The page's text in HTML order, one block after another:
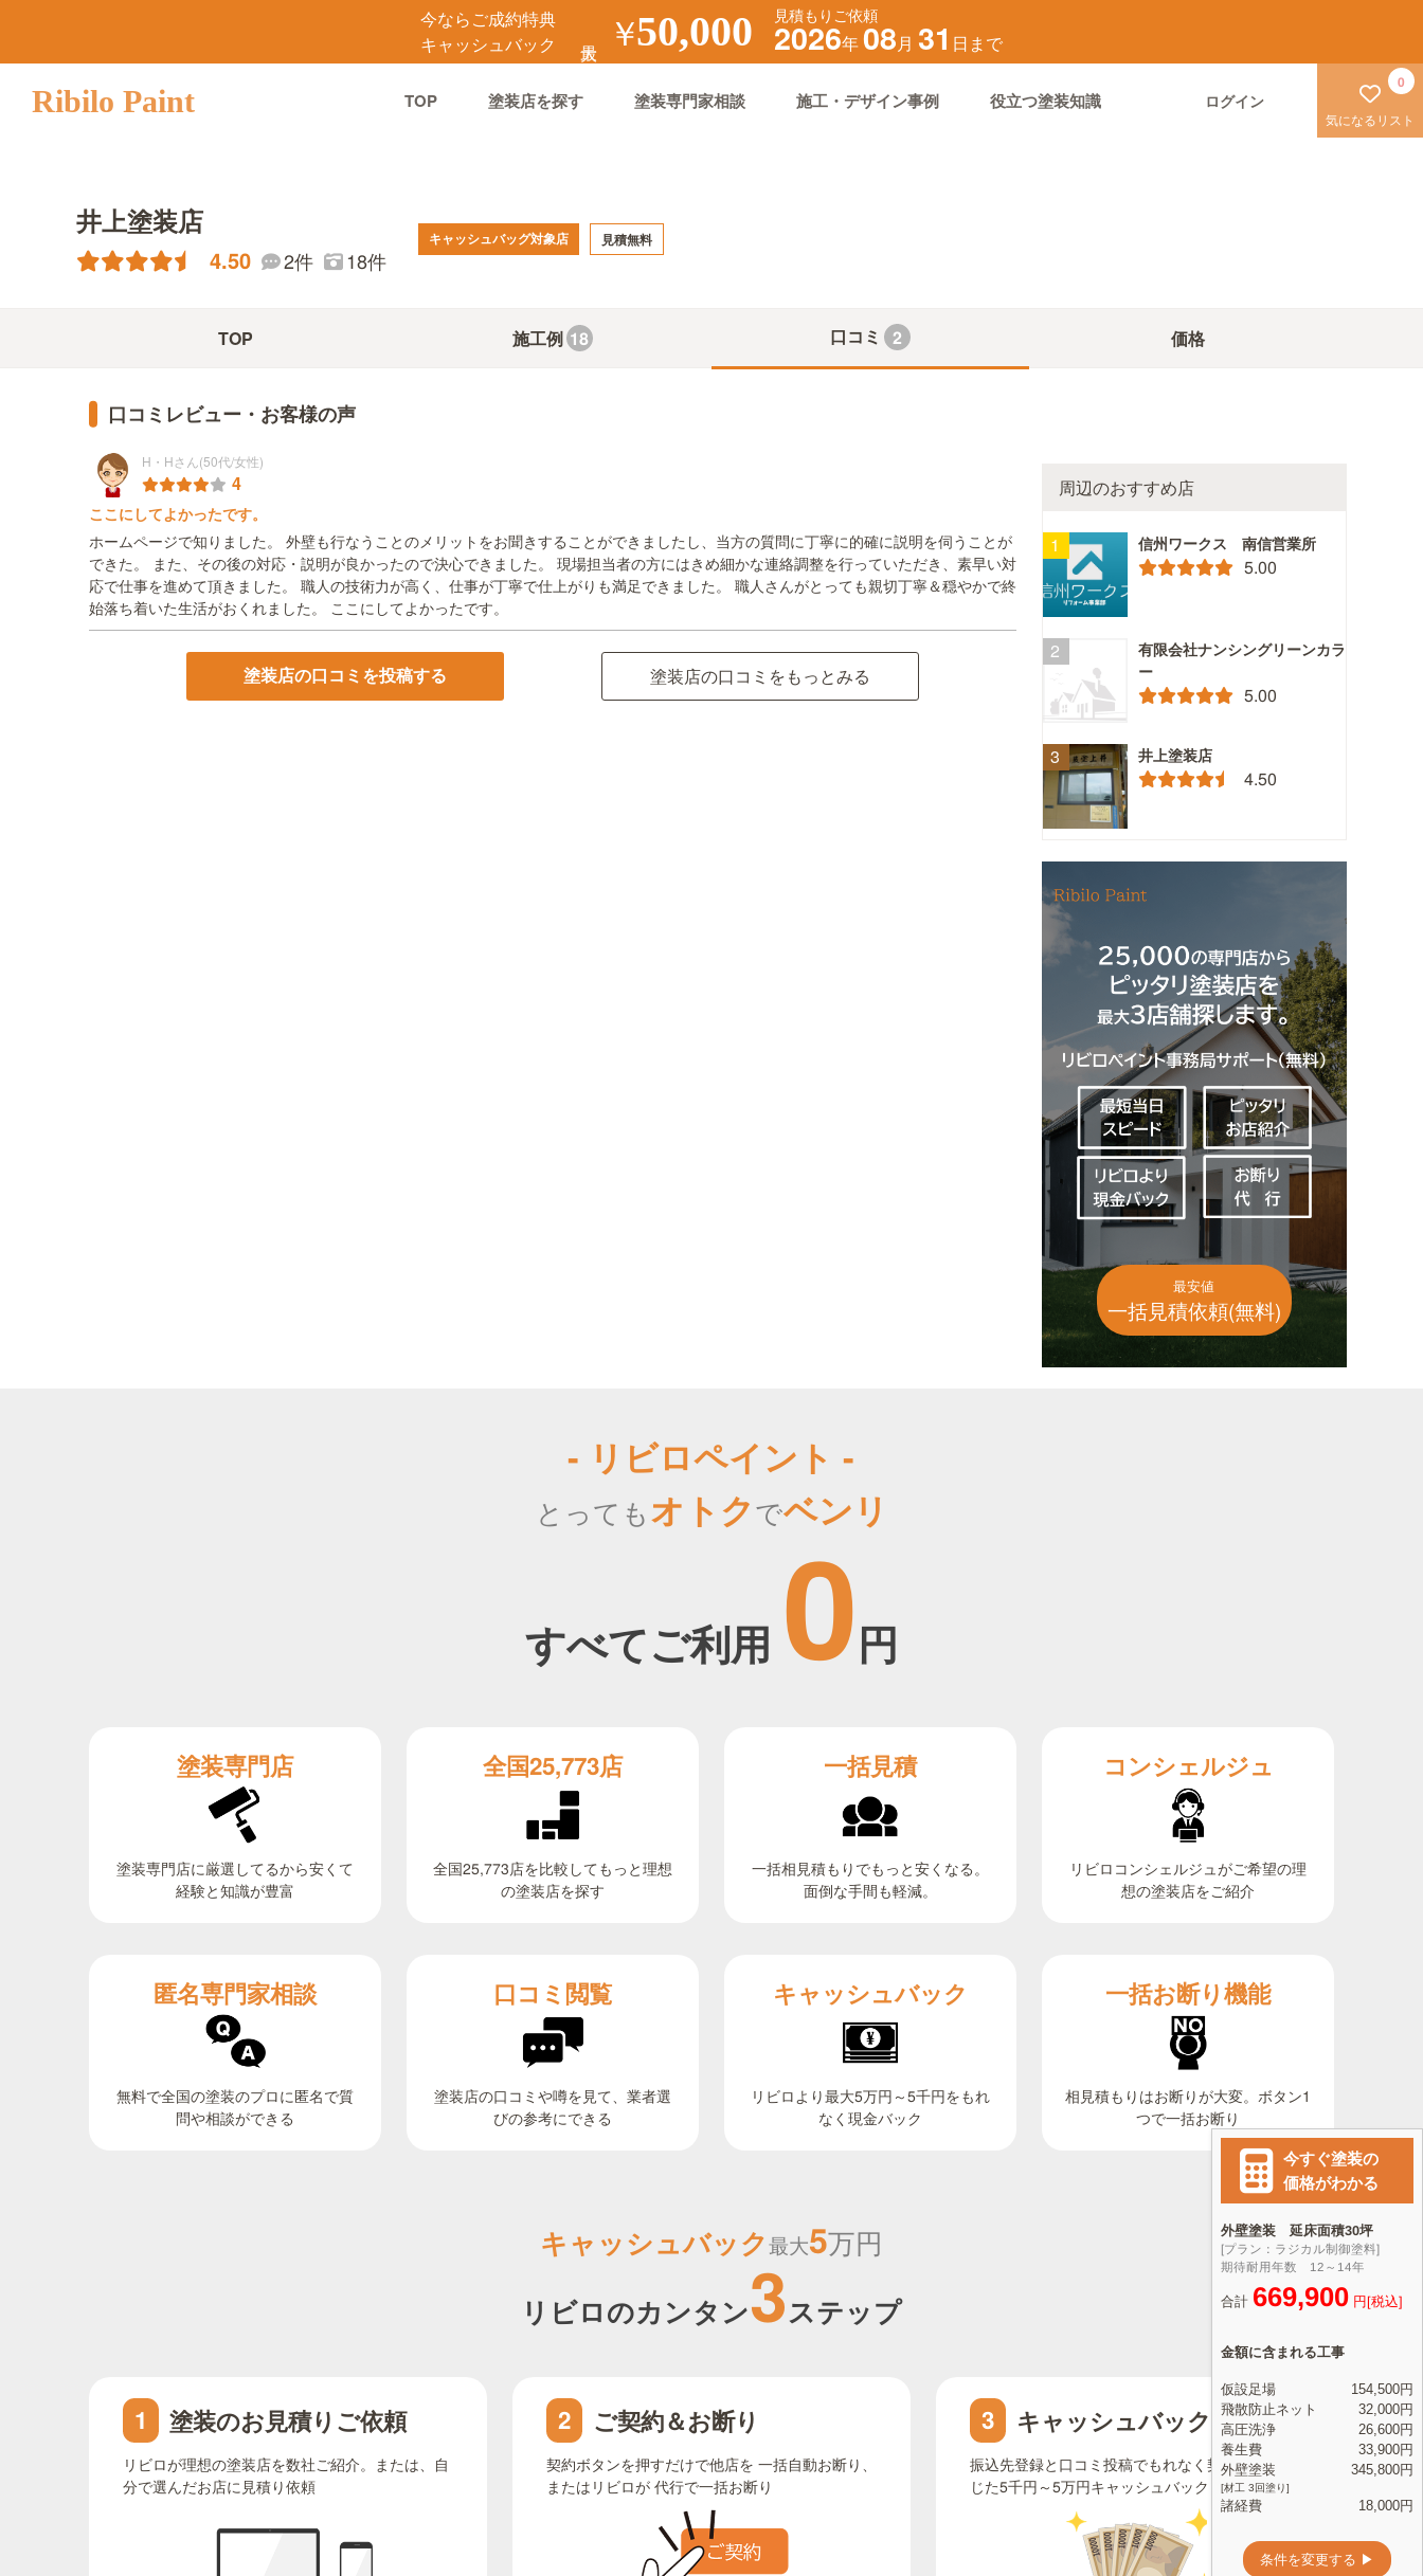
今ならご成約特典
キャッシュバック
￥50,000 見積もりご依頼
2026年08月 31 日まで
Ribilo Paint TOP 塗装店を探す 塗装専門家相談 施工・デザイン事例 役立つ塗装知識 ログイン
気になるリスト
0
井上塗装店
4.50 2件 18件
キャッシュバッグ対象店 見積無料
TOP 施工例 18 口コミ 2 価格
口コミレビュー・お客様の声
H・Hさん(50代/女性)
4
ここにしてよかったです。
ホームページで知りました。 外壁も行なうことのメリットをお聞きすることができましたし、当方の質問に丁寧に的確に説明を伺うことが
できた。 また、その後の対応・説明が良かったので決心できました。 現場担当者の方にはきめ細かな連絡調整を行っていただき、素早い対
応で仕事を進めて頂きました。 職人の技術力が高く、仕事が丁寧で仕上がりも満足できました。 職人さんがとっても親切丁寧＆穏やかで終
始落ち着いた生活がおくれました。 ここにしてよかったです。
塗装店の口コミを投稿する 塗装店の口コミをもっとみる
周辺のおすすめ店
信州ワークス 南信営業所
5.00
有限会社ナンシングリーンカラ
ー
5.00
井上塗装店
4.50
最安値
一括見積依頼(無料)
- リビロペイント -
とってもオトクでベンリ
すべてご利用 0円
塗装専門店
塗装専門店に厳選してるから安くて
経験と知識が豊富
全国25,773店
全国25,773店を比較してもっと理想
の塗装店を探す
一括見積
一括相見積もりでもっと安くなる。
面倒な手間も軽減。
コンシェルジュ
リビロコンシェルジュがご希望の理
想の塗装店をご紹介
匿名専門家相談
無料で全国の塗装のプロに匿名で質
問や相談ができる
口コミ閲覧
塗装店の口コミや噂を見て、業者選
びの参考にできる
キャッシュバック
リビロより最大5万円～5千円をもれ
なく現金バック
一括お断り機能
相見積もりはお断りが大変。ボタン1
つで一括お断り
キャッシュバック最大5万円
リビロのカンタン3ステップ
1 塗装のお見積りご依頼
リビロが理想の塗装店を数社ご紹介。または、自
分で選んだお店に見積り依頼
2 ご契約＆お断り
契約ボタンを押すだけで他店を 一括自動お断り、
またはリビロが 代行で一括お断り
3 キャッシュバック申請
振込先登録と口コミ投稿でもれなく契約金額に応
じた5千円～5万円キャッシュバック